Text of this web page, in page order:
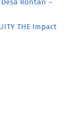
Rontan –
THE Impact